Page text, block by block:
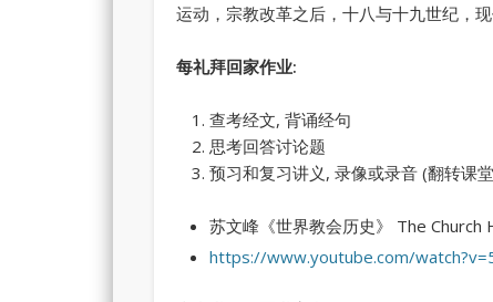
运动，宗教改革之后，十八与十九世纪，
每礼拜回家作业:
查考经文, 背诵经句
思考回答讨论题
预习和复习讲义, 录像或录音 (翻转课
苏文峰《世界教会历史》 The Church
https://www.youtube.com/